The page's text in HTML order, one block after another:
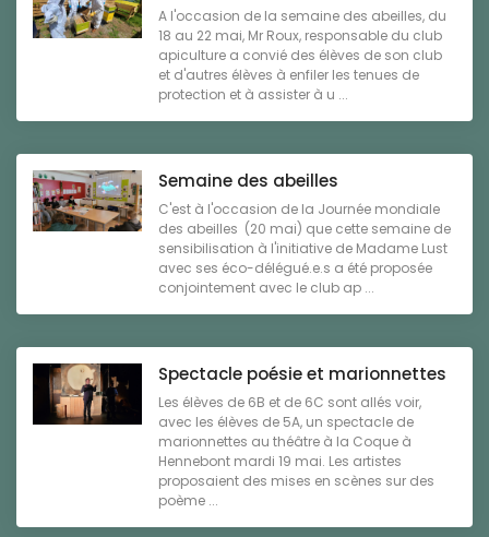
A l'occasion de la semaine des abeilles, du
18 au 22 mai, Mr Roux, responsable du club
apiculture a convié des élèves de son club
et d'autres élèves à enfiler les tenues de
protection et à assister à u ...
Semaine des abeilles
C'est à l'occasion de la Journée mondiale
des abeilles (20 mai) que cette semaine de
sensibilisation à l'initiative de Madame Lust
avec ses éco-délégué.e.s a été proposée
conjointement avec le club ap ...
Spectacle poésie et marionnettes
Les élèves de 6B et de 6C sont allés voir,
avec les élèves de 5A, un spectacle de
marionnettes au théâtre à la Coque à
Hennebont mardi 19 mai. Les artistes
proposaient des mises en scènes sur des
poème ...